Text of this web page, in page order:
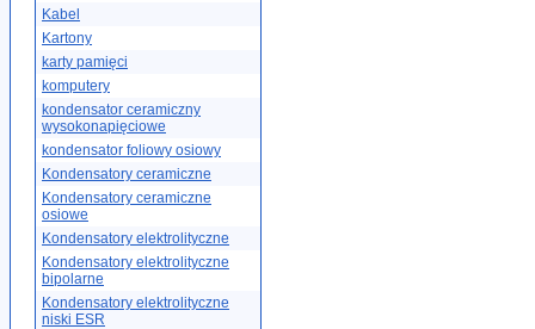
Kabel
Kartony
karty pamięci
komputery
kondensator ceramiczny
wysokonapięciowe
kondensator foliowy osiowy
Kondensatory ceramiczne
Kondensatory ceramiczne
osiowe
Kondensatory elektrolityczne
Kondensatory elektrolityczne
bipolarne
Kondensatory elektrolityczne
niski ESR